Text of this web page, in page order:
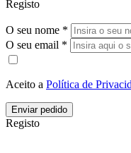
Registo
O seu nome *
O seu email *
Aceito a Política de
Enviar pedido
Registo